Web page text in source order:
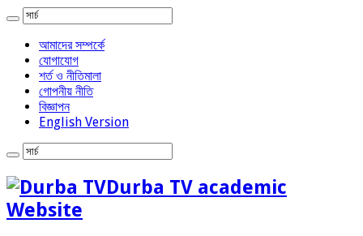
আমাদের সম্পর্কে
যোগাযোগ
শর্ত ও নীতিমালা
গোপনীয় নীতি
বিজ্ঞাপন
English Version
Durba TV academic
Website